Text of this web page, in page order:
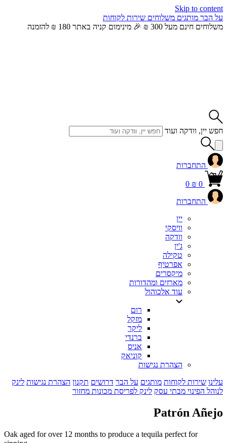
Skip to content
על הבר מותגים משלוחים שירות לקוחות
משלוחים חינם מעל 300 ₪ 🎉 מינימום קניה באתר 180 ₪ להזמנה
חפש יין, וודקה ועוד
התחברות
0
0 ₪
התחברות
יין
וויסקי
וודקה
ג'ין
טקילה
אפרטיף
מיקסרים
מארזים ומהדורות
עוד אלכוהול
רום
מזקל
ליקר
ברנדי
אניס
קוניאק
הצהרת נגישות
עלינו שירות לקוחות מותגים על הבר דרושים תקנון הצהרת נגישות לינק
לנוהל הפינוי מבתי עסק לינק לפריסת מכונות מחזור
Patrón Añejo
Oak aged for over 12 months to produce a tequila perfect for